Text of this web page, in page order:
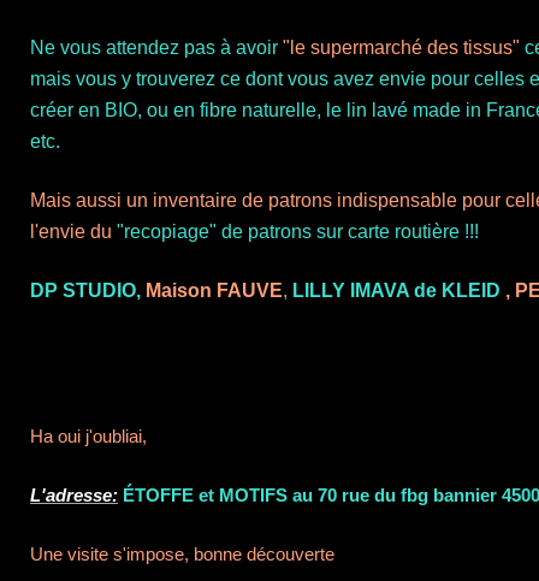
Ne vous attendez pas à avoir "le supermarché des tissus"
mais vous y trouverez ce dont vous avez envie pour celles
créer en BIO, ou en fibre naturelle, le lin lavé made in
etc.
Mais aussi un inventaire de patrons indispensable pour
l'envie du "recopiage" de patrons sur carte routière !!!
DP STUDIO, Maison FAUVE, LILLY IMAVA de KLEID ,
Ha oui j'oubliai,
L'adresse: ÉTOFFE et MOTIFS au 70 rue du fbg bannier
Une visite s'impose, bonne découverte